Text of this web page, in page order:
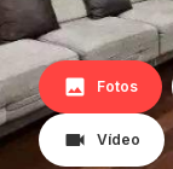
Fotos
Vídeo